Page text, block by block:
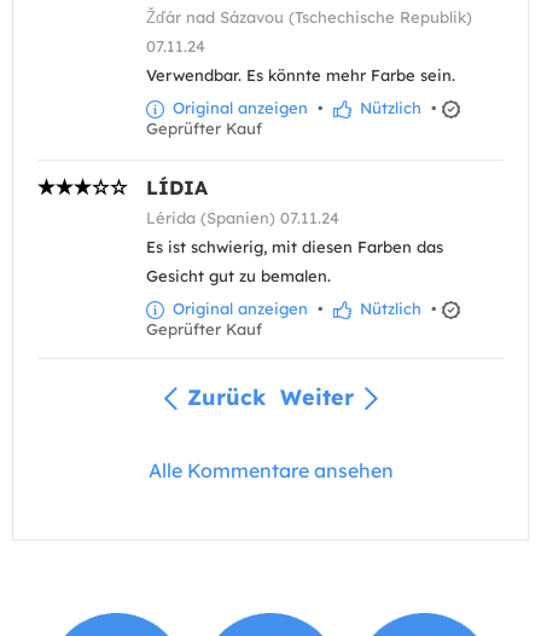
Žďár nad Sázavou (Tschechische Republik)
07.11.24
Verwendbar. Es könnte mehr Farbe sein.
Original anzeigen • Nützlich •
Geprüfter Kauf
LÍDIA
Lérida (Spanien) 07.11.24
Es ist schwierig, mit diesen Farben das
Gesicht gut zu bemalen.
Original anzeigen • Nützlich •
Geprüfter Kauf
Zurück Weiter
Alle Kommentare ansehen